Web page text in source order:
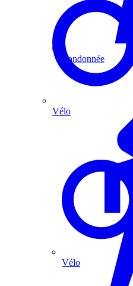
Randonnée
Vélo
Vélo